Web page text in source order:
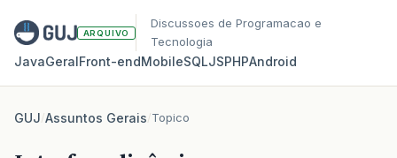
ARQUIVO
Discussoes de Programacao e
Tecnologia
JavaGeralFront‑endMobileSQLJSPHPAndroid
GUJ/Assuntos Gerais/Topico